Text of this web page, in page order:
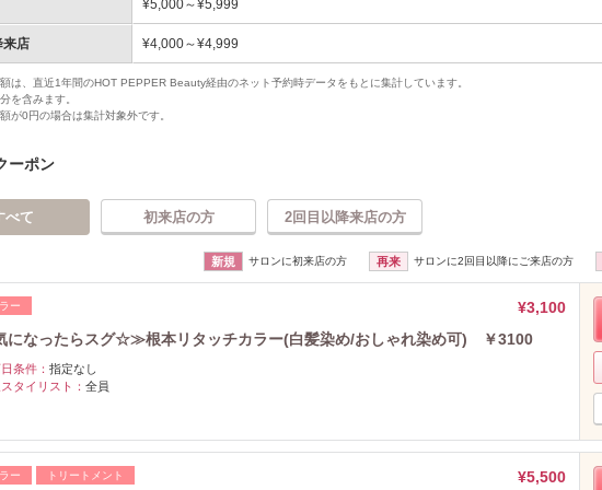
¥5,000～¥5,999
来店 ¥4,000～¥4,999
は、直近1年間のHOT PEPPER Beauty経由のネット予約時データをもとに集計しています。
を含みます。
が0円の場合は集計対象外です。
ーポン
べて 初来店の方 2回目以降来店の方
新規 サロンに初来店の方 再来 サロンに2回目以降にご来店の方
ー
¥3,100
なったらスグ☆≫根本リタッチカラー(白髪染め/おしゃれ染め可) ￥3100
条件： 指定なし
タイリスト： 全員
ー トリートメント ¥5,500